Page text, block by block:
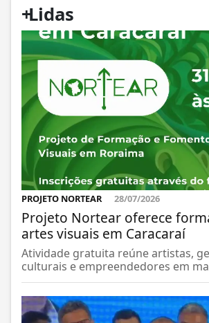
+
Lidas
PROJETO NORTEAR 28/07/2026
Projeto Nortear oferece
artes visuais em Caracaraí
Atividade gratuita reúne artistas,
culturais e empreendedores em